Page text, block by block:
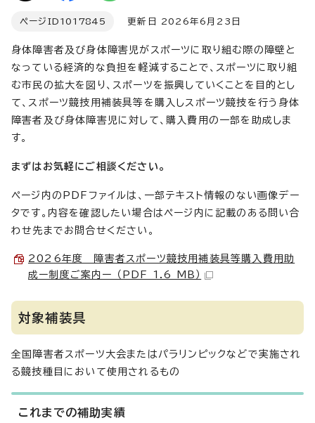
ページID 1017845 更新日 2026年6月23日
身体障害者及び身体障害児がスポーツに取り組む際の障壁と
なっている経済的な負担を軽減することで、スポーツに取り組
む市民の拡大を図り、スポーツを振興していくことを目的とし
て、スポーツ競技用補装具等を購入しスポーツ競技を行う身体
障害者及び身体障害児に対して、購入費用の一部を助成しま
す。
まずはお気軽にご相談ください。
ページ内のPDFファイルは、一部テキスト情報のない画像デー
タです。内容を確認したい場合はページ内に記載のある問い合
わせ先までお問合せください。
2026年度 障害者スポーツ競技用補装具等購入費用助
成ー制度ご案内ー （PDF 1.6 MB）
対象補装具
全国障害者スポーツ大会またはパラリンピックなどで実施され
る競技種目において使用されるもの
これまでの補助実績